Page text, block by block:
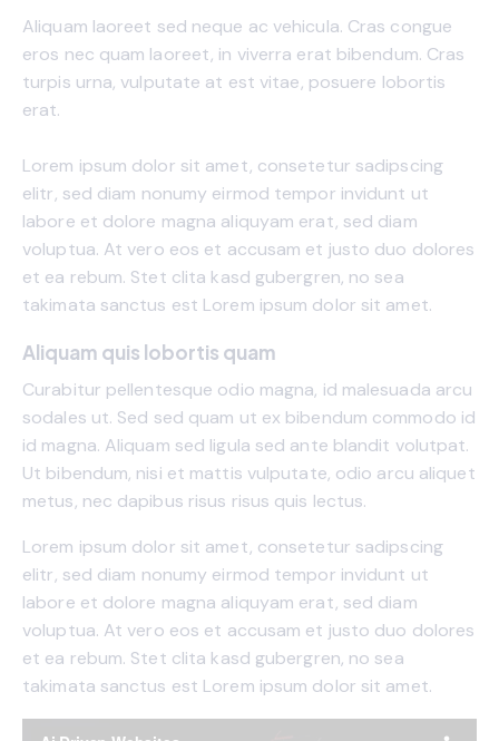
Aliquam laoreet sed neque ac vehicula. Cras congue
eros nec quam laoreet, in viverra erat bibendum. Cras
turpis urna, vulputate at est vitae, posuere lobortis
erat.
Lorem ipsum dolor sit amet, consetetur sadipscing
elitr, sed diam nonumy eirmod tempor invidunt ut
labore et dolore magna aliquyam erat, sed diam
voluptua. At vero eos et accusam et justo duo dolores
et ea rebum. Stet clita kasd gubergren, no sea
takimata sanctus est Lorem ipsum dolor sit amet.
Aliquam quis lobortis quam
Curabitur pellentesque odio magna, id malesuada arcu
sodales ut. Sed sed quam ut ex bibendum commodo id
id magna. Aliquam sed ligula sed ante blandit volutpat.
Ut bibendum, nisi et mattis vulputate, odio arcu aliquet
metus, nec dapibus risus risus quis lectus.
Lorem ipsum dolor sit amet, consetetur sadipscing
elitr, sed diam nonumy eirmod tempor invidunt ut
labore et dolore magna aliquyam erat, sed diam
voluptua. At vero eos et accusam et justo duo dolores
et ea rebum. Stet clita kasd gubergren, no sea
takimata sanctus est Lorem ipsum dolor sit amet.